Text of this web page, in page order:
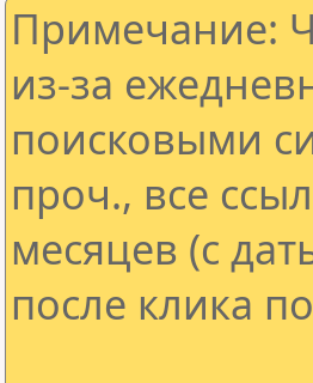
Примечание:
из-за
поисковыми
проч., все
месяцев (с
после клика